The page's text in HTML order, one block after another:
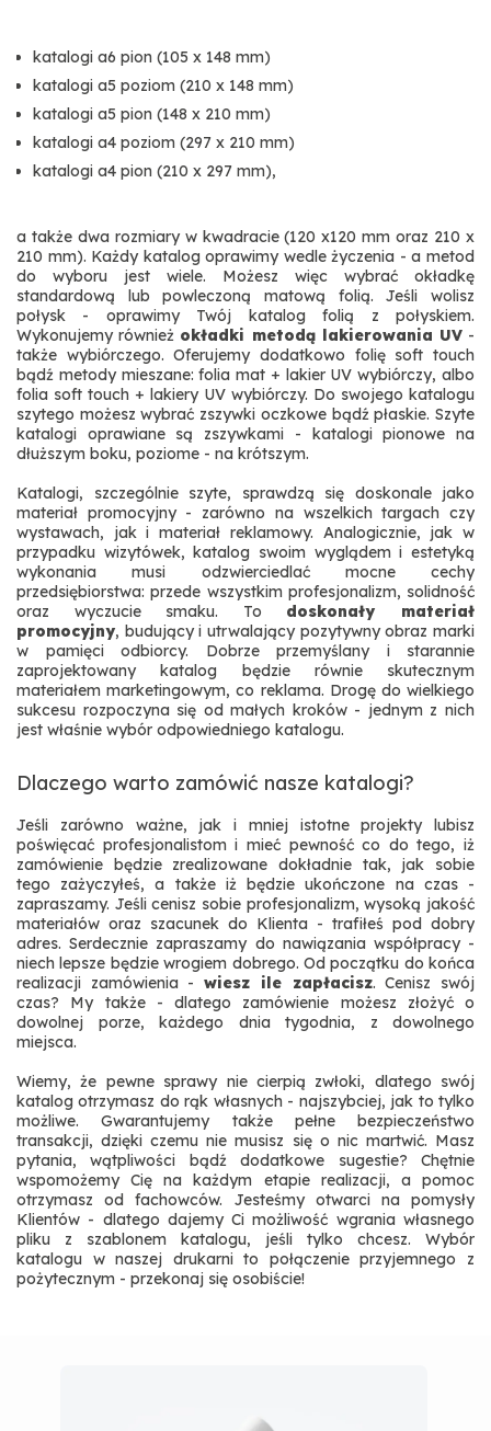
katalogi a6 pion (105 x 148 mm)
katalogi a5 poziom (210 x 148 mm)
katalogi a5 pion (148 x 210 mm)
katalogi a4 poziom (297 x 210 mm)
katalogi a4 pion (210 x 297 mm),
a także dwa rozmiary w kwadracie (120 x120 mm oraz 210 x
210 mm). Każdy katalog oprawimy wedle życzenia - a metod
do wyboru jest wiele. Możesz więc wybrać okładkę
standardową lub powleczoną matową folią. Jeśli wolisz
połysk - oprawimy Twój katalog folią z połyskiem.
Wykonujemy również okładki metodą lakierowania UV-
także wybiórczego. Oferujemy dodatkowo folię soft touch
bądź metody mieszane: folia mat + lakier UV wybiórczy, albo
folia soft touch + lakiery UV wybiórczy. Do swojego katalogu
szytego możesz wybrać zszywki oczkowe bądź płaskie. Szyte
katalogi oprawiane są zszywkami - katalogi pionowe na
dłuższym boku, poziome - na krótszym.
Katalogi, szczególnie szyte, sprawdzą się doskonale jako
materiał promocyjny - zarówno na wszelkich targach czy
wystawach, jak i materiał reklamowy. Analogicznie, jak w
przypadku wizytówek, katalog swoim wyglądem i estetyką
wykonania musi odzwierciedlać mocne cechy
przedsiębiorstwa: przede wszystkim profesjonalizm, solidność
oraz wyczucie smaku. To doskonały materiał
promocyjny, budujący i utrwalający pozytywny obraz marki
w pamięci odbiorcy. Dobrze przemyślany i starannie
zaprojektowany katalog będzie równie skutecznym
materiałem marketingowym, co reklama. Drogę do wielkiego
sukcesu rozpoczyna się od małych kroków - jednym z nich
jest właśnie wybór odpowiedniego katalogu.
Dlaczego warto zamówić nasze katalogi?
Jeśli zarówno ważne, jak i mniej istotne projekty lubisz
poświęcać profesjonalistom i mieć pewność co do tego, iż
zamówienie będzie zrealizowane dokładnie tak, jak sobie
tego zażyczyłeś, a także iż będzie ukończone na czas -
zapraszamy. Jeśli cenisz sobie profesjonalizm, wysoką jakość
materiałów oraz szacunek do Klienta - trafiłeś pod dobry
adres. Serdecznie zapraszamy do nawiązania współpracy -
niech lepsze będzie wrogiem dobrego. Od początku do końca
realizacji zamówienia -wiesz ile zapłacisz. Cenisz swój
czas? My także - dlatego zamówienie możesz złożyć o
dowolnej porze, każdego dnia tygodnia, z dowolnego
miejsca.
Wiemy, że pewne sprawy nie cierpią zwłoki, dlatego swój
katalog otrzymasz do rąk własnych - najszybciej, jak to tylko
możliwe. Gwarantujemy także pełne bezpieczeństwo
transakcji, dzięki czemu nie musisz się o nic martwić. Masz
pytania, wątpliwości bądź dodatkowe sugestie? Chętnie
wspomożemy Cię na każdym etapie realizacji, a pomoc
otrzymasz od fachowców. Jesteśmy otwarci na pomysły
Klientów - dlatego dajemy Ci możliwość wgrania własnego
pliku z szablonem katalogu, jeśli tylko chcesz. Wybór
katalogu w naszej drukarni to połączenie przyjemnego z
pożytecznym - przekonaj się osobiście!